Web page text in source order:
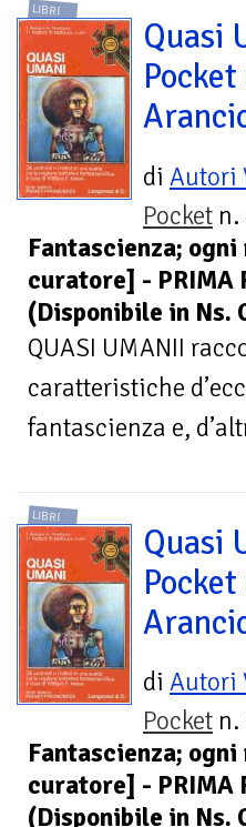
LIBRI
Quasi
di Autori
Pocket
Fantascienza;
curatore] - PRIMA
(Disponibile in Ns.
QUASI UMANII
caratteristiche
fantascienza e,
LIBRI
Quasi
di Autori
Pocket
Fantascienza;
curatore] - PRIMA
(Disponibile in Ns.